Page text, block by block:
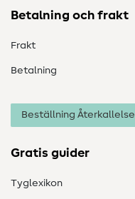
Betalning och frakt
Frakt
Betalning
Beställning Återkallelse
Gratis guider
Tyglexikon